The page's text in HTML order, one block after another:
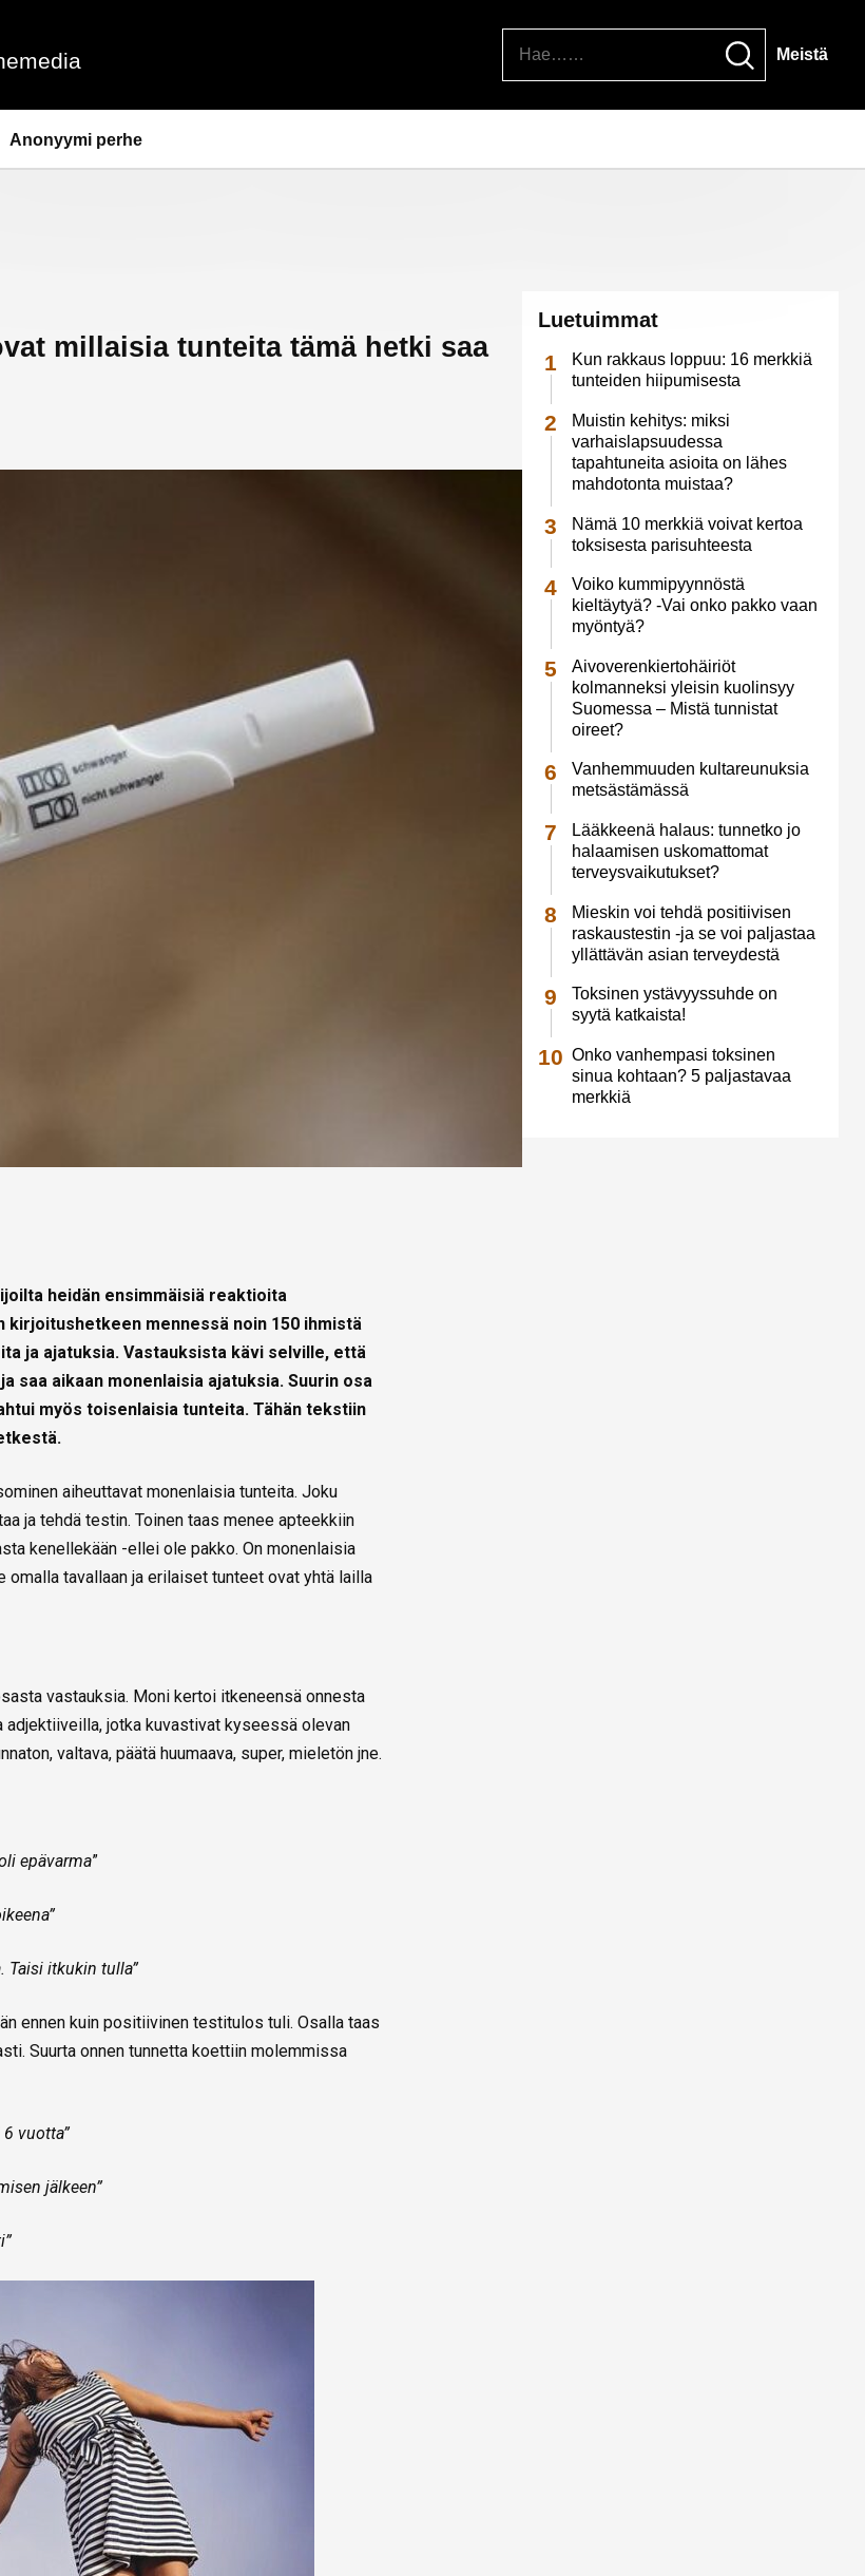
Meistä
Anonyymi perhe
millaisia tunteita tämä hetki saa
heidän ensimmäisiä reaktioita
mennessä noin 150 ihmistä
ja ajatuksia. Vastauksista kävi selville, että
saa aikaan monenlaisia ajatuksia. Suurin osa
myös toisenlaisia tunteita. Tähän tekstiin
aiheuttavat monenlaisia tunteita. Joku
ja tehdä testin. Toinen taas menee apteekkiin
kenellekään -ellei ole pakko. On monenlaisia
tavallaan ja erilaiset tunteet ovat yhtä lailla
vastauksia. Moni kertoi itkeneensä onnesta
adjektiiveilla, jotka kuvastivat kyseessä olevan
valtava, päätä huumaava, super, mieletön jne.
epävarma”
Taisi itkukin tulla”
ennen kuin positiivinen testitulos tuli. Osalla taas
Suurta onnen tunnetta koettiin molemmissa
vuotta”
jälkeen”
Luetuimmat
Kun rakkaus loppuu: 16 merkkiä
tunteiden hiipumisesta
Muistin kehitys: miksi
varhaislapsuudessa
tapahtuneita asioita on lähes
mahdotonta muistaa?
Nämä 10 merkkiä voivat kertoa
toksisesta parisuhteesta
Voiko kummipyynnöstä
kieltäytyä? -Vai onko pakko vaan
myöntyä?
Aivoverenkiertohäiriöt
kolmanneksi yleisin kuolinsyy
Suomessa – Mistä tunnistat
oireet?
Vanhemmuuden kultareunuksia
metsästämässä
Lääkkeenä halaus: tunnetko jo
halaamisen uskomattomat
terveysvaikutukset?
Mieskin voi tehdä positiivisen
raskaustestin -ja se voi paljastaa
yllättävän asian terveydestä
Toksinen ystävyyssuhde on
syytä katkaista!
Onko vanhempasi toksinen
sinua kohtaan? 5 paljastavaa
merkkiä